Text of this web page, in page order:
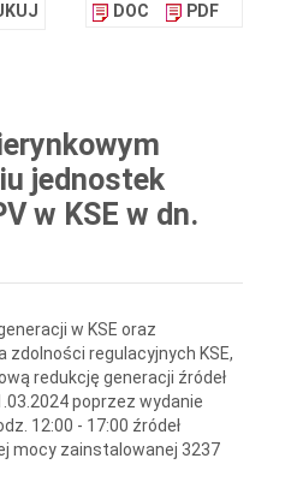
DOC PDF
jednostek
w KSE w dn.
w KSE oraz
regulacyjnych KSE,
redukcję generacji źródeł
poprzez wydanie
12:00 - 17:00 źródeł
mocy zainstalowanej 3237